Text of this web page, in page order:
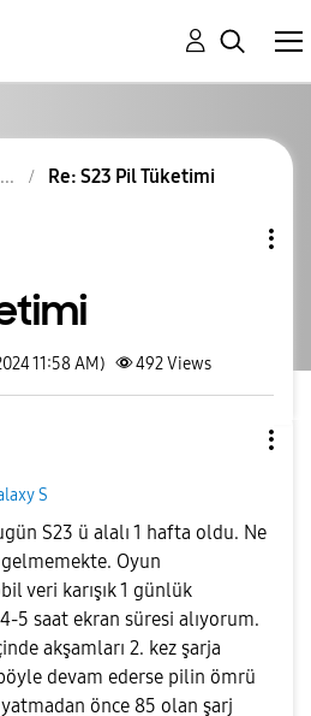
Re: S23 Pil Tüketimi
11:58 AM) 492Views
S
S23 ü alalı 1 hafta oldu. Ne
Oyun
veri karışık 1 günlük
5 saat ekran süresi alıyorum.
akşamları 2. kez şarja
devam ederse pilin ömrü
önce 85 olan şarj